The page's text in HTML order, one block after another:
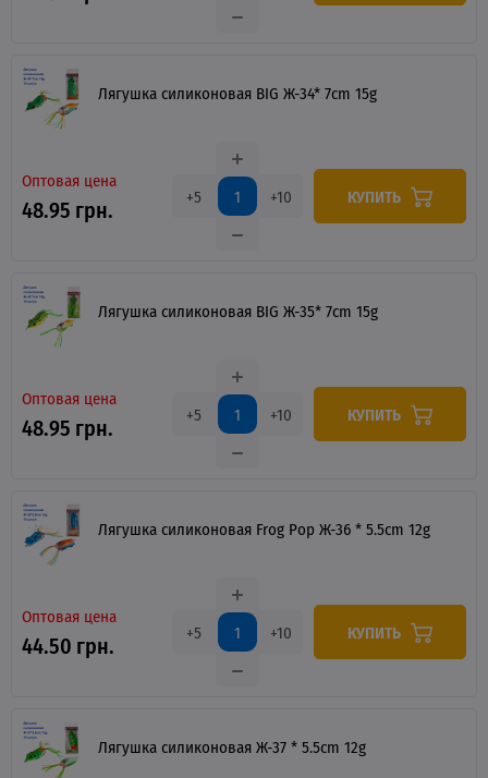
Лягушка силиконовая BIG Ж-34* 7cm 15g
Оптовая цена
48.95 грн. +5 +10 КУПИТЬ
Лягушка силиконовая BIG Ж-35* 7cm 15g
Оптовая цена
48.95 грн. +5 +10 КУПИТЬ
Лягушка силиконовая Frog Pop Ж-36 * 5.5cm 12g
Оптовая цена
44.50 грн. +5 +10 КУПИТЬ
Лягушка силиконовая Ж-37 * 5.5cm 12g